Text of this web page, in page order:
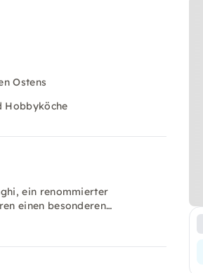
Ostens
Hobbyköche
ein renommierter
einen besonderen…